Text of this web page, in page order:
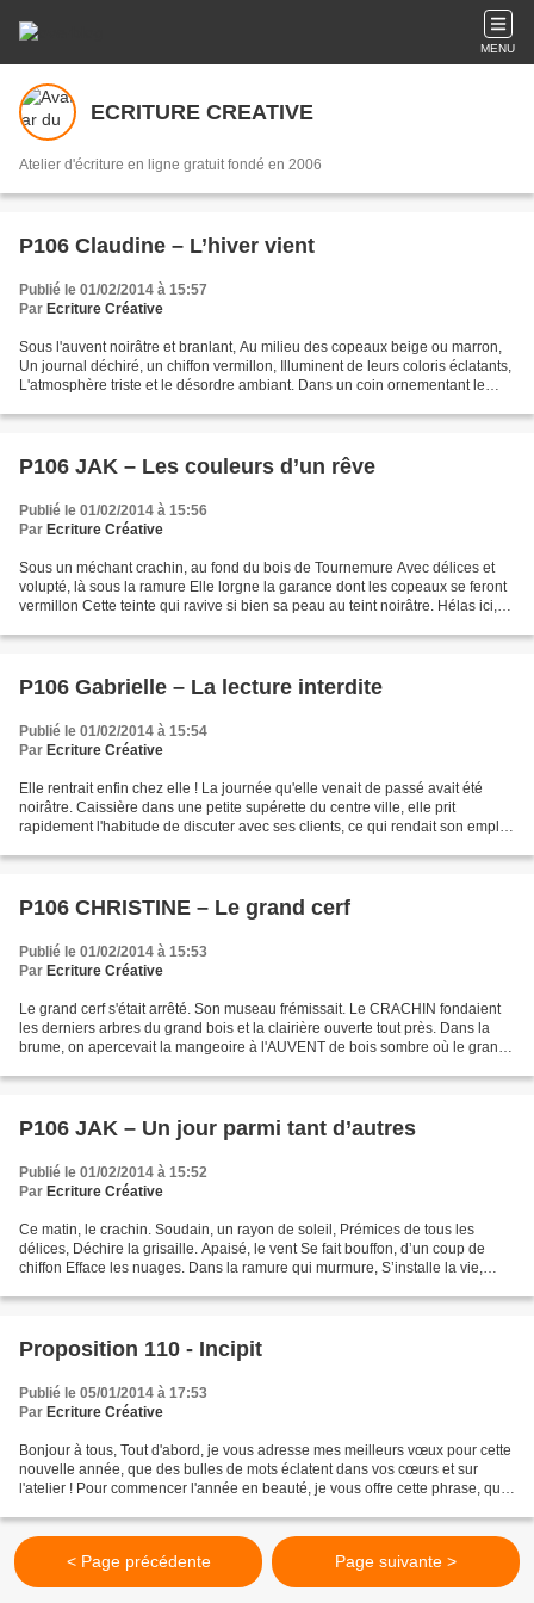
MENU
ECRITURE CREATIVE
Atelier d'écriture en ligne gratuit fondé en 2006
P106 Claudine – L’hiver vient
Publié le 01/02/2014 à 15:57
Par Ecriture Créative
Sous l'auvent noirâtre et branlant, Au milieu des copeaux beige ou marron,
Un journal déchiré, un chiffon vermillon, Illuminent de leurs coloris éclatants,
L'atmosphère triste et le désordre ambiant. Dans un coin ornementant le
P106 JAK – Les couleurs d’un rêve
Publié le 01/02/2014 à 15:56
Par Ecriture Créative
Sous un méchant crachin, au fond du bois de Tournemure Avec délices et
volupté, là sous la ramure Elle lorgne la garance dont les copeaux se feront
vermillon Cette teinte qui ravive si bien sa peau au teint noirâtre. Hélas ici,
P106 Gabrielle – La lecture interdite
Publié le 01/02/2014 à 15:54
Par Ecriture Créative
Elle rentrait enfin chez elle ! La journée qu'elle venait de passé avait été
noirâtre. Caissière dans une petite supérette du centre ville, elle prit
rapidement l'habitude de discuter avec ses clients, ce qui rendait son emploi
P106 CHRISTINE – Le grand cerf
Publié le 01/02/2014 à 15:53
Par Ecriture Créative
Le grand cerf s'était arrêté. Son museau frémissait. Le CRACHIN fondaient
les derniers arbres du grand bois et la clairière ouverte tout près. Dans la
brume, on apercevait la mangeoire à l'AUVENT de bois sombre où le grand
P106 JAK – Un jour parmi tant d’autres
Publié le 01/02/2014 à 15:52
Par Ecriture Créative
Ce matin, le crachin. Soudain, un rayon de soleil, Prémices de tous les
délices, Déchire la grisaille. Apaisé, le vent Se fait bouffon, d’un coup de
chiffon Efface les nuages. Dans la ramure qui murmure, S’installe la vie,
Proposition 110 - Incipit
Publié le 05/01/2014 à 17:53
Par Ecriture Créative
Bonjour à tous, Tout d'abord, je vous adresse mes meilleurs vœux pour cette
nouvelle année, que des bulles de mots éclatent dans vos cœurs et sur
l'atelier ! Pour commencer l'année en beauté, je vous offre cette phrase, qui
< Page précédente Page suivante >